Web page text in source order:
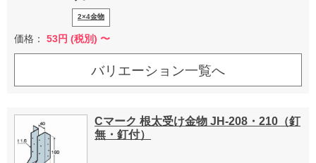
2×4金物
価格： 53円 (税別) 〜
バリエーション一覧へ
Cマーク 根太受け金物 JH-208・210（釘
無・釘付）